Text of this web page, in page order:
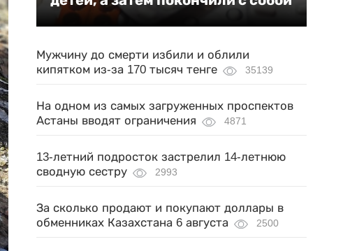
Мужчину до смерти избили и облили
кипятком из-за 170 тысяч тенге
35139
На одном из самых загруженных проспектов
Астаны вводят ограничения
4871
13-летний подросток застрелил 14-летнюю
сводную сестру
2993
За сколько продают и покупают доллары в
обменниках Казахстана 6 августа
2500